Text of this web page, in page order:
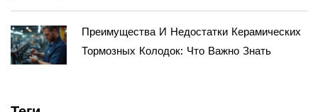
Преимущества И Недостатки Керамических
Тормозных Колодок: Что Важно Знать